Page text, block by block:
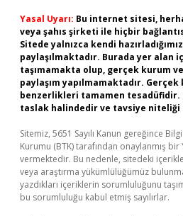
Yasal Uyarı: Bu internet sitesi,
veya şahıs şirketi ile hiçbir
Sitede yalnızca kendi
paylaşılmaktadır. Burada yer alan
taşımamakta olup, gerçek kurum
paylaşım yapılmamaktadır.
benzerlikleri tamamen
taslak halindedir ve tavsiye niteliği
Sitemiz, 5651 Sayılı Kanun gereğince
Kurumu (BTK) tarafından onaylanmış bir
vermektedir. Bu nedenle, sitedeki
veya araştırma yükümlülüğümüz
yazdıkları içeriklerin sorumluluğunu
bu sorumluluğu kabul etmiş sayılırlar.